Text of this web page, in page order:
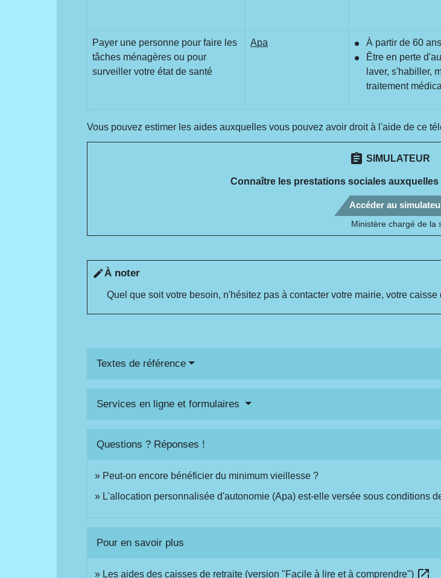
Payer une personne pour faire les
tâches ménagères ou pour
surveiller votre état de santé
Apa
À partir de 60 ans
Être en perte
laver, s'habiller,
traitement
Vous pouvez estimer les aides auxquelles vous pouvez avoir droit à l'aide de ce
assignment SIMULATEUR
Connaître les prestations sociales
Accéder au
Ministère chargé de la
editÀ noter
Quel que soit votre besoin, n'hésitez pas à contacter votre mairie, votre
Textes de référence
Services en ligne et formulaires
Questions ? Réponses !
Peut-on encore bénéficier du minimum vieillesse ?
L'allocation personnalisée d'autonomie (Apa) est-elle versée sous conditions
Pour en savoir plus
Les aides des caisses de retraite (version "Facile à lire et à comprendre") open_in_new